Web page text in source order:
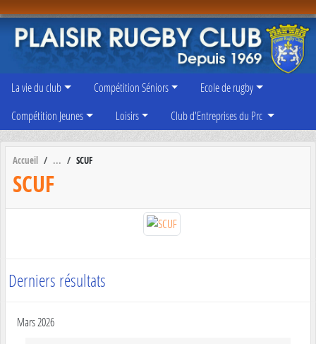
La vie du club Compétition Séniors
Ecole de rugby
Compétition Jeunes
Loisirs Club d'Entreprises du Prc
Accueil SCUF
SCUF
Derniers résultats
Mars 2026
Panneau de gestion des cookies